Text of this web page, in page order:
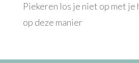
Piekeren los je niet op met je
op deze manier